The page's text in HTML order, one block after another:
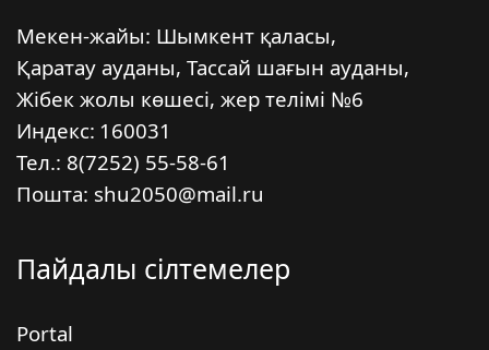
Мекен-жайы: Шымкент қаласы,
Қаратау ауданы, Тассай шағын ауданы,
Жібек жолы көшесі, жер телімі №6
Индекс: 160031
Тел.: 8(7252) 55-58-61
Пошта: shu2050@mail.ru
Пайдалы сілтемелер
Portal